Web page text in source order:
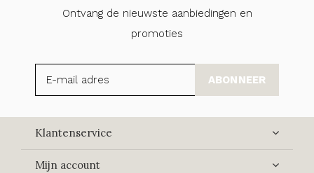
Ontvang de nieuwste aanbiedingen en
promoties
ABONNEER
Klantenservice
Mijn account